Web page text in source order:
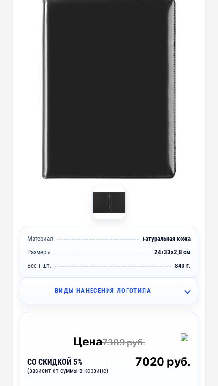
Материал
натуральная кожа
Размеры
24х33x2,8 см
Вес 1 шт.
840 г.
ВИДЫ НАНЕСЕНИЯ ЛОГОТИПА
SH3 - Шелкография (1 цвет) ~ 4 дня
Цена7389 руб.
СО СКИДКОЙ 5%
(зависит от суммы в корзине)
7020 руб.